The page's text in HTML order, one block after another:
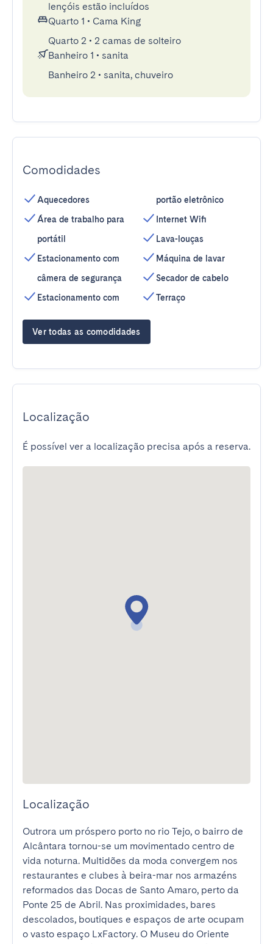
lençóis estão incluídos
Quarto 1 • Cama King
Quarto 2 • 2 camas de solteiro
Banheiro 1 • sanita
Banheiro 2 • sanita, chuveiro
Comodidades
Aquecedores
Área de trabalho para
portátil
Estacionamento com
câmera de segurança
Estacionamento com
portão eletrônico
Internet Wifi
Lava-louças
Máquina de lavar
Secador de cabelo
Terraço
Ver todas as comodidades
Localização
É possível ver a localização precisa após a reserva.
Localização
Outrora um próspero porto no rio Tejo, o bairro de
Alcântara tornou-se um movimentado centro de
vida noturna. Multidões da moda convergem nos
restaurantes e clubes à beira-mar nos armazéns
reformados das Docas de Santo Amaro, perto da
Ponte 25 de Abril. Nas proximidades, bares
descolados, boutiques e espaços de arte ocupam
o vasto espaço LxFactory. O Museu do Oriente